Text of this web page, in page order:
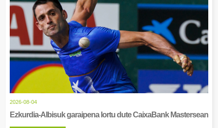
2026-08-04
Ezkurdia-Albisuk garaipena lortu dute CaixaBank Mastersean